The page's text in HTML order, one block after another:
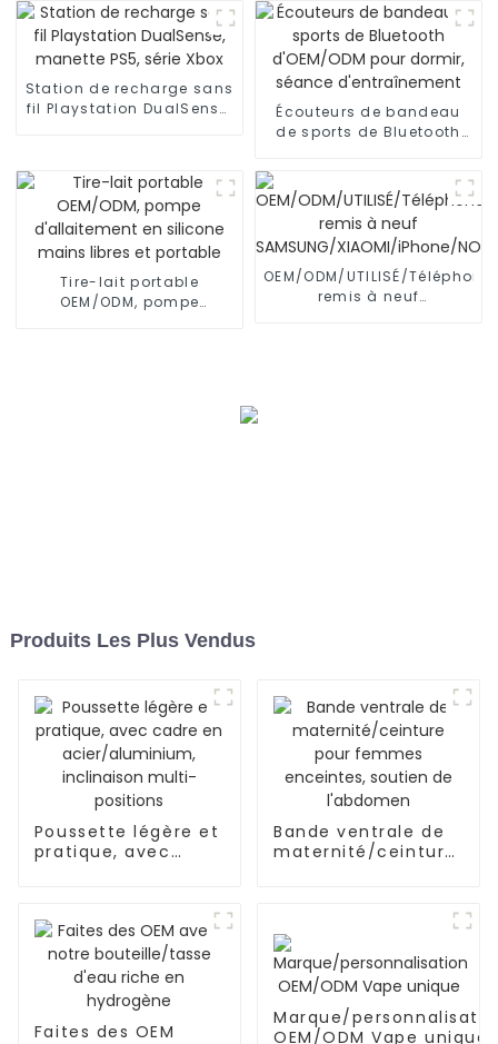
Station de recharge sans
fil Playstation DualSense,
Écouteurs de bandeau
de sports de Bluetooth
Tire-lait portable
OEM/ODM, pompe
OEM/ODM/UTILISÉ/Téléphone
remis à neuf
Produits Les Plus Vendus
Poussette légère et
pratique, avec
positions
Bande ventrale de
maternité/ceinture
Faites des OEM
Marque/
OEM/ODM Vape unique